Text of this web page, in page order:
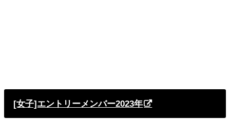
[女子]エントリーメンバー2023年